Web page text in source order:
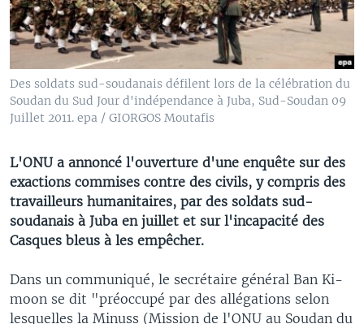
Des soldats sud-soudanais défilent lors de la célébration du
Soudan du Sud Jour d'indépendance à Juba, Sud-Soudan 09
Juillet 2011. epa / GIORGOS Moutafis
L'ONU a annoncé l'ouverture d'une enquête sur des
exactions commises contre des civils, y compris des
travailleurs humanitaires, par des soldats sud-
soudanais à Juba en juillet et sur l'incapacité des
Casques bleus à les empêcher.
Dans un communiqué, le secrétaire général Ban Ki-
moon se dit "préoccupé par des allégations selon
lesquelles la Minuss (Mission de l'ONU au Soudan du